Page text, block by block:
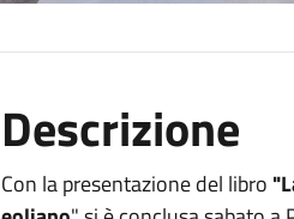
Descrizione
Con la presentazione del libro